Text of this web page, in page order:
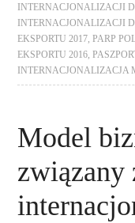
INTERNACJONALIZACJI
INTERNACJONALIZACJI
EKSPORTU 2017
PARP
EKSPORTU 2016
INTERNACJONALIZACJA
Model
związany